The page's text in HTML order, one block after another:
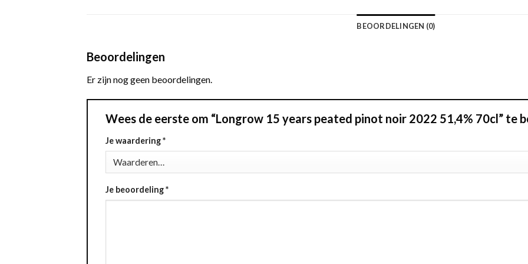
BEOORDELINGEN (0)
Beoordelingen
Er zijn nog geen beoordelingen.
Wees de eerste om “Longrow 15 years peated pinot noir 2022 51,4% 70cl” te
Je waardering*
Je beoordeling*